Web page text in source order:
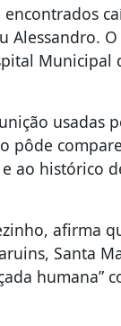
Alessandro.
Municipal
usadas
pôde
ao histórico
afirma
Santa
humana”